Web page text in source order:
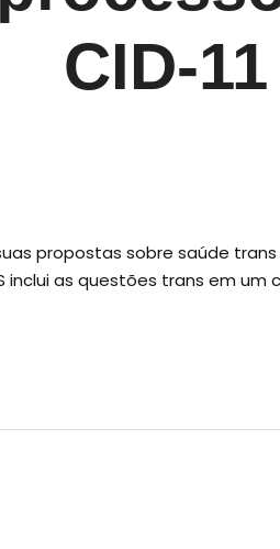
CID-11
propostas sobre saúde trans
inclui as questões trans em